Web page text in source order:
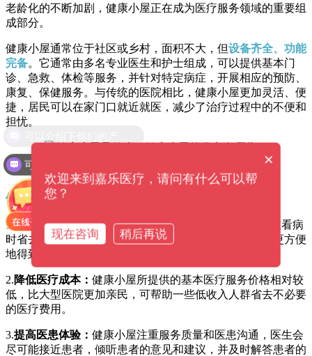
老龄化的不断加剧，健康小屋正在成为医疗服务领域的重要组
成部分。
健康小屋通常位于社区或乡村，面积不大，但设备齐全、功能
完备。它通常由多名专业医生和护士组成，可以提供基本门
诊、急救、体检等服务，并针对特定病症，开展相应的预防、
康复、保健服务。与传统的医院相比，健康小屋更加灵活、便
捷，居民可以在家门口就近就医，减少了治疗过程中的不便和
担忧。
健康小屋还具有以下优点：
1.提高就医效率：由于健康小屋位于社区或乡村，居民在看病
时省去了前往医院排队、候诊等繁琐步骤，可以更快、更方便
地得到医疗服务。
2.降低医疗成本： 健康小屋所提供的基本医疗服务价格相对较
低，比大型医院更加亲民，可帮助一些低收入人群省去不必要
的医疗费用。
3.提高医患体验： 健康小屋注重服务质量和医患沟通，医生会
尽可能接近患者，倾听患者的意见和建议，并及时解答患者的
可以提供解决方案吗？ ×
欢迎来到嘉乐医疗，请问有什么可以帮
您？
现在咨询 稍后再说